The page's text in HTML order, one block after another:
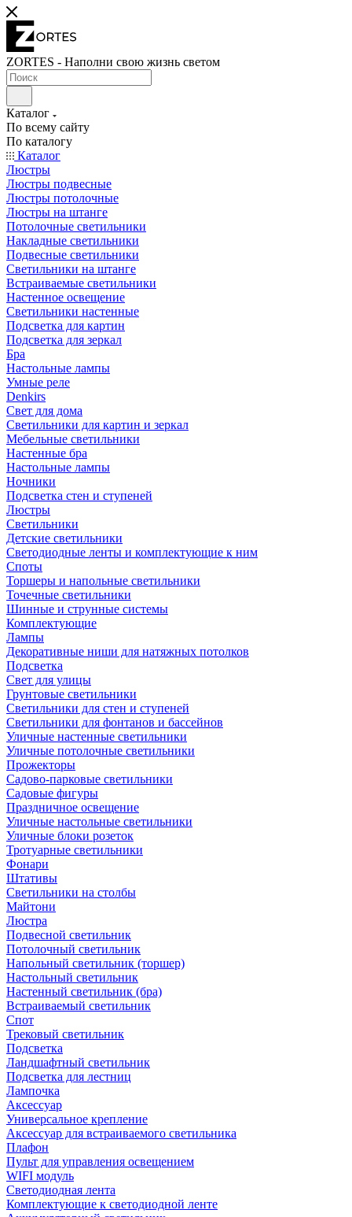
ZORTES - Наполни свою жизнь светом
Каталог
По всему сайту
По каталогу
Каталог
Люстры
Люстры подвесные
Люстры потолочные
Люстры на штанге
Потолочные светильники
Накладные светильники
Подвесные светильники
Светильники на штанге
Встраиваемые светильники
Настенное освещение
Светильники настенные
Подсветка для картин
Подсветка для зеркал
Бра
Настольные лампы
Умные реле
Denkirs
Свет для дома
Светильники для картин и зеркал
Мебельные светильники
Настенные бра
Настольные лампы
Ночники
Подсветка стен и ступеней
Люстры
Светильники
Детские светильники
Светодиодные ленты и комплектующие к ним
Споты
Торшеры и напольные светильники
Точечные светильники
Шинные и струнные системы
Комплектующие
Лампы
Декоративные ниши для натяжных потолков
Подсветка
Свет для улицы
Грунтовые светильники
Светильники для стен и ступеней
Светильники для фонтанов и бассейнов
Уличные настенные светильники
Уличные потолочные светильники
Прожекторы
Садово-парковые светильники
Садовые фигуры
Праздничное освещение
Уличные настольные светильники
Уличные блоки розеток
Тротуарные светильники
Фонари
Штативы
Светильники на столбы
Майтони
Люстра
Подвесной светильник
Потолочный светильник
Напольный светильник (торшер)
Настольный светильник
Настенный светильник (бра)
Встраиваемый светильник
Спот
Трековый светильник
Подсветка
Ландшафтный светильник
Подсветка для лестниц
Лампочка
Аксессуар
Универсальное крепление
Аксессуар для встраиваемого светильника
Плафон
Пульт для управления освещением
WIFI модуль
Светодиодная лента
Комплектующие к светодиодной ленте